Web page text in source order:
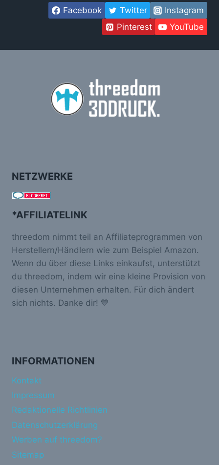
Facebook Twitter
Instagram
Pinterest
YouTube
NETZWERKE
*AFFILIATELINK
threedom nimmt teil an Affiliateprogrammen von
Herstellern/Händlern wie zum Beispiel Amazon.
Wenn du über diese Links einkaufst, unterstützt
du threedom, indem wir eine kleine Provision von
diesen Unternehmen erhalten. Für dich ändert
sich nichts. Danke dir! 💙
INFORMATIONEN
Kontakt
Impressum
Redaktionelle Richtlinien
Datenschutzerklärung
Werben auf threedom?
Sitemap